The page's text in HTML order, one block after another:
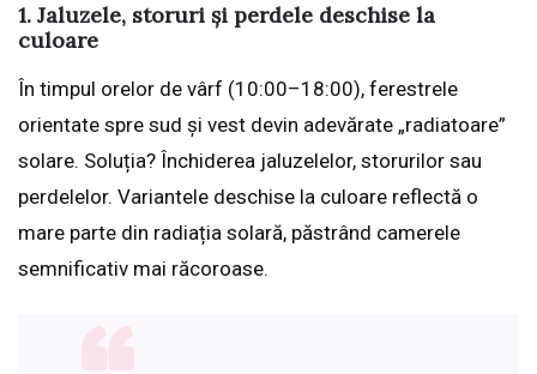
1. Jaluzele, storuri și perdele deschise la
culoare
În timpul orelor de vârf (10:00–18:00), ferestrele
orientate spre sud și vest devin adevărate „radiatoare”
solare. Soluția? Închiderea jaluzelelor, storurilor sau
perdelelor. Variantele deschise la culoare reflectă o
mare parte din radiația solară, păstrând camerele
semnificativ mai răcoroase.